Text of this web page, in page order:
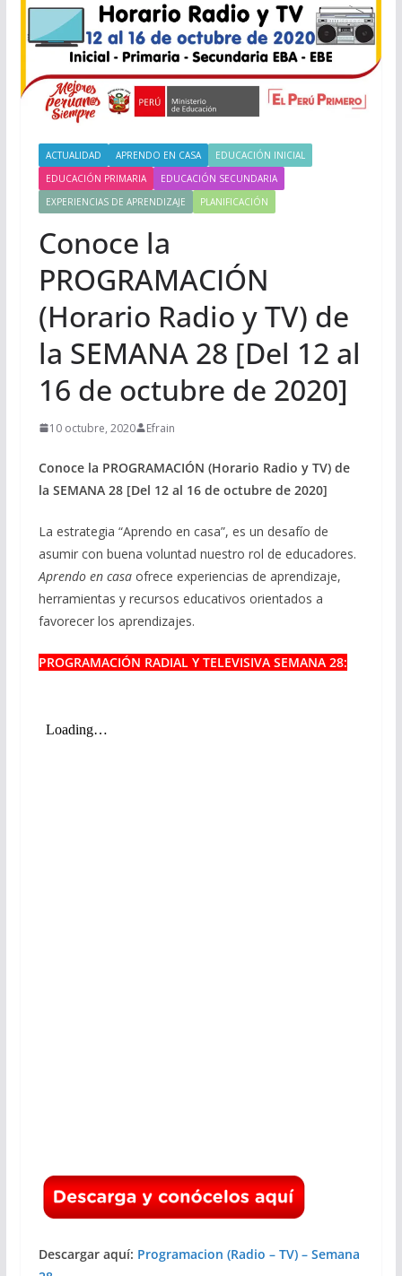
ACTUALIDAD APRENDO EN CASA
EDUCACIÓN INICIAL
EDUCACIÓN PRIMARIA
EDUCACIÓN SECUNDARIA
EXPERIENCIAS DE APRENDIZAJE
PLANIFICACIÓN
Conoce la
PROGRAMACIÓN
(Horario Radio y TV) de
la SEMANA 28 [Del 12 al
16 de octubre de 2020]
10 octubre, 2020 Efrain
Conoce la PROGRAMACIÓN (Horario Radio y TV) de
la SEMANA 28 [Del 12 al 16 de octubre de 2020]
La estrategia “Aprendo en casa”, es un desafío de
asumir con buena voluntad nuestro rol de educadores.
Aprendo en casaofrece experiencias de aprendizaje,
herramientas y recursos educativos orientados a
favorecer los aprendizajes.
PROGRAMACIÓN RADIAL Y TELEVISIVA SEMANA 28:
Descargar aquí: Programacion (Radio – TV) – Semana